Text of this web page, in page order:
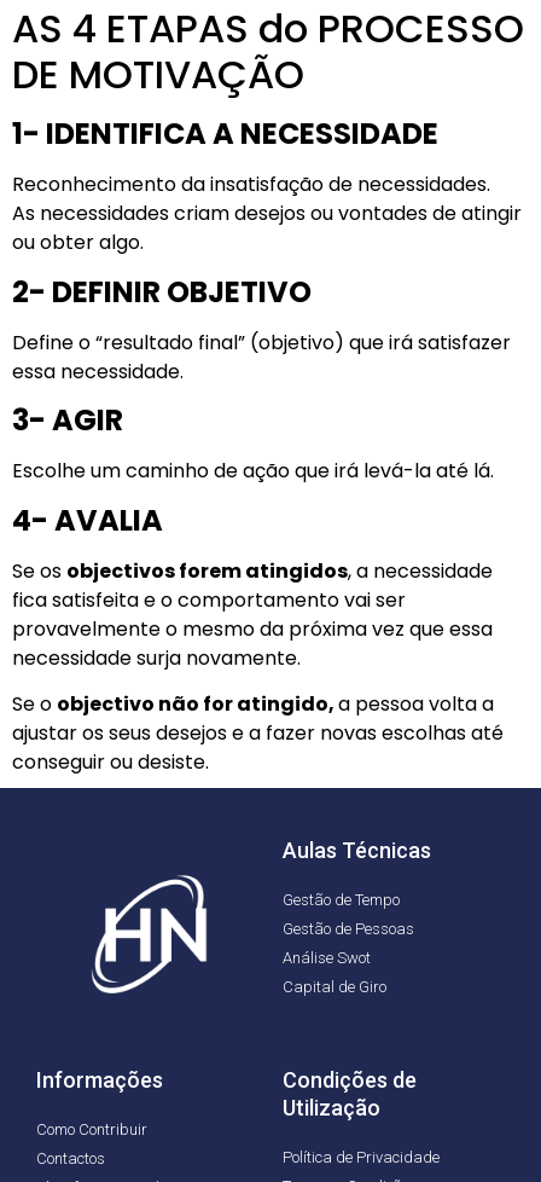
AS 4 ETAPAS do PROCESSO
DE MOTIVAÇÃO
1- IDENTIFICA A NECESSIDADE
Reconhecimento da insatisfação de necessidades.
As necessidades criam desejos ou vontades de atingir
ou obter algo.
2- DEFINIR OBJETIVO
Define o “resultado final” (objetivo) que irá satisfazer
essa necessidade.
3- AGIR
Escolhe um caminho de ação que irá levá-la até lá.
4- AVALIA
Se os objectivos forem atingidos, a necessidade
fica satisfeita e o comportamento vai ser
provavelmente o mesmo da próxima vez que essa
necessidade surja novamente.
Se o objectivo não for atingido,a pessoa volta a
ajustar os seus desejos e a fazer novas escolhas até
conseguir ou desiste.
Aulas Técnicas
Gestão de Tempo
Gestão de Pessoas
Análise Swot
Capital de Giro
Informações
Como Contribuir
Contactos
Condições de
Utilização
Política de Privacidade